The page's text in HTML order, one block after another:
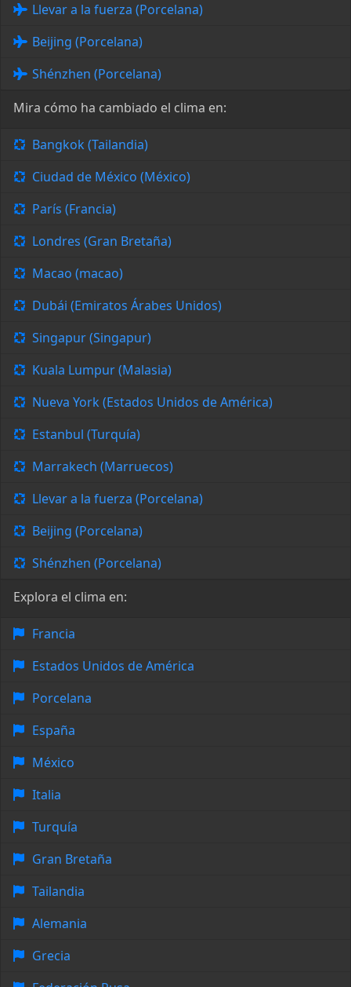
Llevar a la fuerza (Porcelana)
Beijing (Porcelana)
Shénzhen (Porcelana)
Mira cómo ha cambiado el clima en:
Bangkok (Tailandia)
Ciudad de México (México)
París (Francia)
Londres (Gran Bretaña)
Macao (macao)
Dubái (Emiratos Árabes Unidos)
Singapur (Singapur)
Kuala Lumpur (Malasia)
Nueva York (Estados Unidos de América)
Estanbul (Turquía)
Marrakech (Marruecos)
Llevar a la fuerza (Porcelana)
Beijing (Porcelana)
Shénzhen (Porcelana)
Explora el clima en:
Francia
Estados Unidos de América
Porcelana
España
México
Italia
Turquía
Gran Bretaña
Tailandia
Alemania
Grecia